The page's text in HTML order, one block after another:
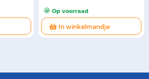
Op voorraad
In winkelmandje